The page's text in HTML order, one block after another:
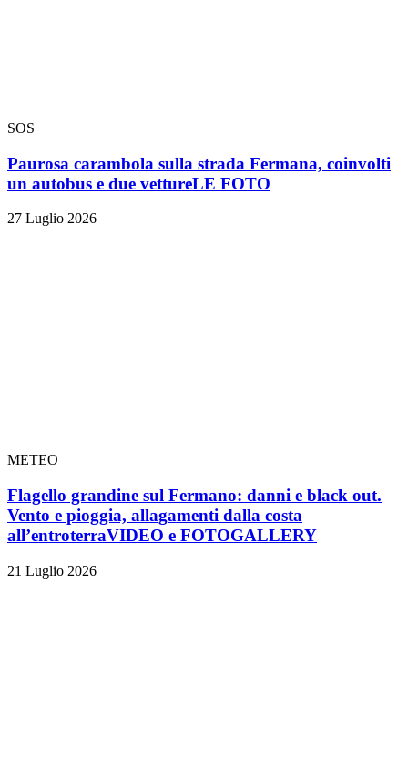
SOS
Paurosa carambola sulla strada Fermana, coinvolti
un autobus e due vettureLE FOTO
27 Luglio 2026
METEO
Flagello grandine sul Fermano: danni e black out.
Vento e pioggia, allagamenti dalla costa
all’entroterraVIDEO e FOTOGALLERY
21 Luglio 2026